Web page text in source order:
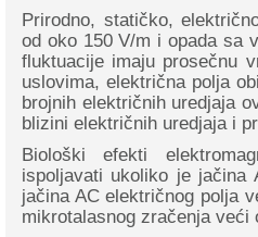
Prirodno, statičko,
od oko 150 V/m i opada sa
fluktuacije imaju prosečnu
uslovima, električna polja
brojnih električnih uredjaja
blizini električnih uredjaja i
Biološki efekti
ispoljavati ukoliko je jačina
jačina AC električnog polja
mikrotalasnog zračenja veći